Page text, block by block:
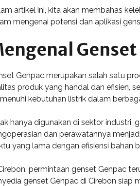
artikel ini, kita akan membahas
mengenai potensi dan aplikasi
Genset
Genpac merupakan salah satu
produk yang handal dan efisien,
kebutuhan listrik dalam
hanya digunakan di sektor industri,
dan perawatannya
yang lama dengan efisiensi bahan
permintaan genset Genpac
genset Genpac di Cirebon siap